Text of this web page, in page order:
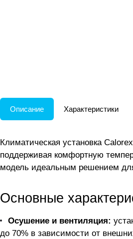
Описание Характеристики
Климатическая установка
поддерживая комфортную
модель идеальным решением
Основные
Осушение и вентиляция:
до 70% в зависимости от